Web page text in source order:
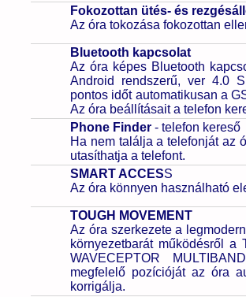
Fokozottan ütés- és
Az óra tokozása fokozottan
Bluetooth kapcsolat
Az óra képes Bluetooth
Android rendszerű, ver 4.0
pontos időt automatikusan a
Az óra beállításait a telefon
Phone Finder - telefon kereső
Ha nem találja a telefonját az
utasíthatja a telefont.
SMART ACCESS
Az óra könnyen használható
TOUGH MOVEMENT
Az óra szerkezete a
környezetbarát működésről
WAVECEPTOR
megfelelő pozícióját az óra
korrigálja.